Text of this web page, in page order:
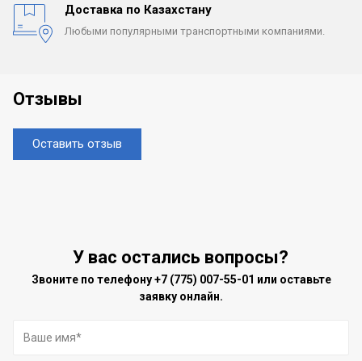
Доставка по Казахстану
Любыми популярными транспортными компаниями.
Отзывы
Оставить отзыв
У вас остались вопросы?
Звоните по телефону+7 (775) 007-55-01 или оставьте
заявку онлайн.